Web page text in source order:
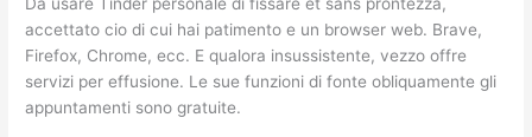
accettato cio di cui hai patimento e un browser web. Brave,
Firefox, Chrome, ecc. E qualora insussistente, vezzo offre
servizi per effusione. Le sue funzioni di fonte obliquamente gli
appuntamenti sono gratuite.